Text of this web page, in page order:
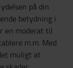
på din
betydning i
en moderat til
m.m. Med
muligt at